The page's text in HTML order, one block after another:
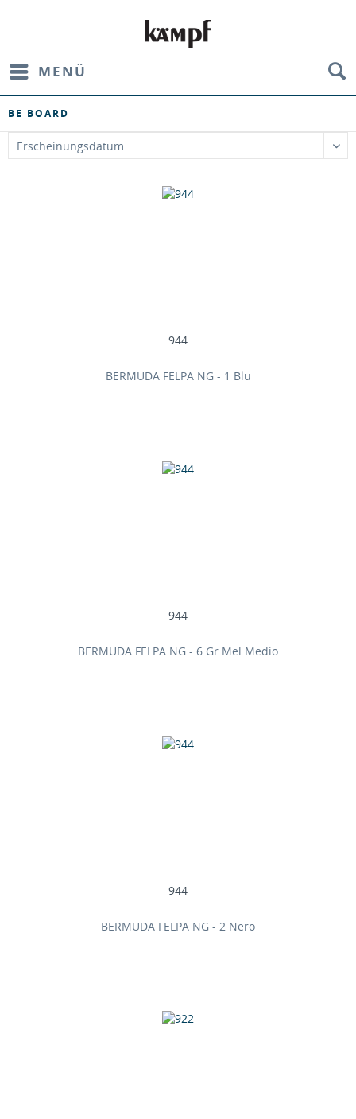
MENÜ
BE BOARD
944
BERMUDA FELPA NG - 1 Blu
944
BERMUDA FELPA NG - 6 Gr.Mel.Medio
944
BERMUDA FELPA NG - 2 Nero